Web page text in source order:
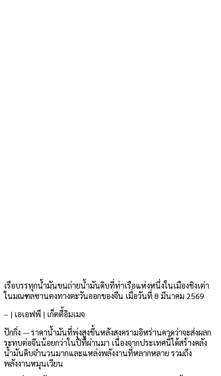
เรือบรรทุกน้ำมันขนถ่ายน้ำมันดิบที่ท่าเรือแห่งหนึ่งในเมืองชิงเต่า
ในมณฑลซานตงทางตะวันออกของจีน เมื่อวันที่ 8 มีนาคม 2569
– | เอเอฟพี | เก็ตตี้อิมเมจ
ปักกิ่ง — ราคาน้ำมันที่พุ่งสูงขึ้นหลังสงครามอิหร่านคาดว่าจะส่งผลก
ระทบต่อจีนน้อยกว่าในปีที่ผ่านมา เนื่องจากประเทศนี้ได้สร้างคลัง
น้ำมันดิบจำนวนมากและแหล่งพลังงานที่หลากหลาย รวมถึง
พลังงานหมุนเวียน